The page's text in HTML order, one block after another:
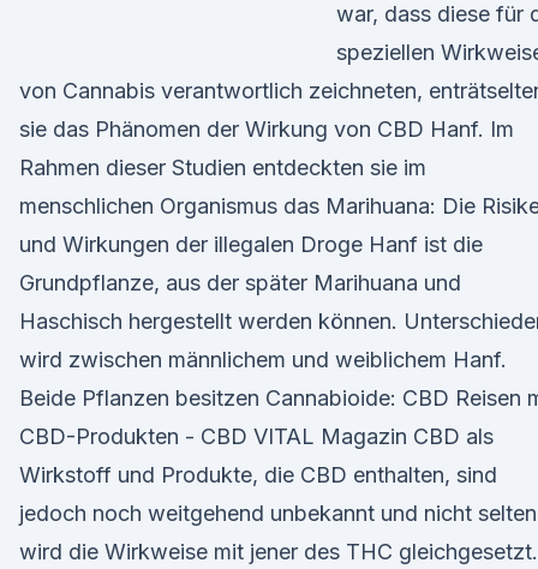
war, dass diese für
speziellen
von Cannabis verantwortlich zeichneten,
sie das Phänomen der Wirkung von CBD Hanf. Im
Rahmen dieser Studien entdeckten sie im
menschlichen Organismus das Marihuana: Die
und Wirkungen der illegalen Droge Hanf ist die
Grundpflanze, aus der später Marihuana und
Haschisch hergestellt werden können.
wird zwischen männlichem und weiblichem Hanf.
Beide Pflanzen besitzen Cannabioide: CBD Reisen
CBD-Produkten - CBD VITAL Magazin CBD als
Wirkstoff und Produkte, die CBD enthalten, sind
jedoch noch weitgehend unbekannt und nicht selten
wird die Wirkweise mit jener des THC gleichgesetzt.